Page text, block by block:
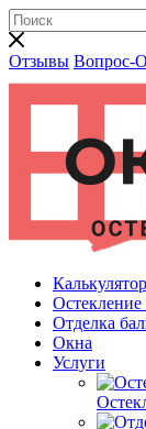
Отзывы Вопрос-
Калькулятор
Остекление
Отделка
Окна
Услуги